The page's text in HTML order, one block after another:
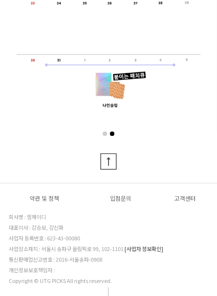
약관 및 정책 입점문의 고객센터
회사명 : 엠제이디
대표이사 : 강승모, 강신화
사업자 등록번호 : 623-43-00080
사업장소재지 : 서울시 송파구 올림픽로 99, 102-1101 [사업자 정보확인]
통신판매업신고번호 : 2016-서울송파-0908
개인정보보호책임자 :
Copyright © UTG PICKS All rights reserved.